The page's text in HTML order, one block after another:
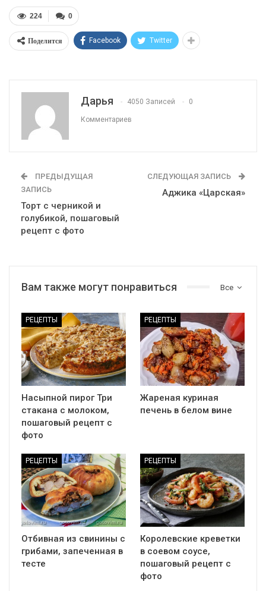
0
224
Поделится Facebook Twitter
Дарья 4050 Записей 0
Комментариев
ПРЕДЫДУЩАЯ
ЗАПИСЬ
Торт с черникой и
голубикой, пошаговый
рецепт с фото
СЛЕДУЮЩАЯ ЗАПИСЬ
Аджика «Царская»
Все
Вам также могут понравиться
РЕЦЕПТЫ
Насыпной пирог Три
стакана с молоком,
пошаговый рецепт с
фото
РЕЦЕПТЫ
Жареная куриная
печень в белом вине
РЕЦЕПТЫ
Отбивная из свинины с
грибами, запеченная в
тесте
РЕЦЕПТЫ
Королевские креветки
в соевом соусе,
пошаговый рецепт с
фото